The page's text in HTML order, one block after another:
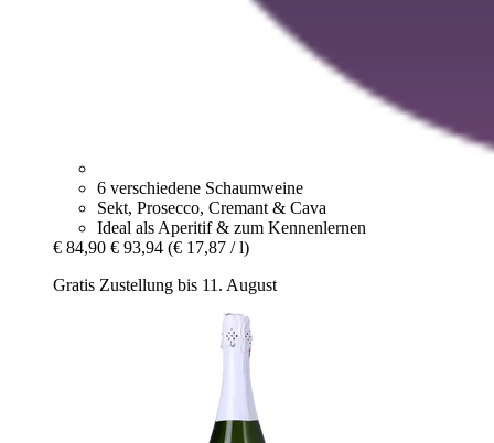
6 verschiedene Schaumweine
Sekt, Prosecco, Cremant & Cava
Ideal als Aperitif & zum Kennenlernen
€ 84,90 € 93,94 (€ 17,87 / l)
Gratis Zustellung bis 11. August